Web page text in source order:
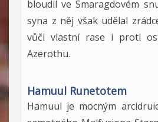
bloudil ve Smaragdovém
syna z něj však udělal
vůči vlastní rase i proti
Azerothu.
Hamuul Runetotem
Hamuul je mocným